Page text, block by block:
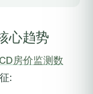
心趋势
房价监测数
: